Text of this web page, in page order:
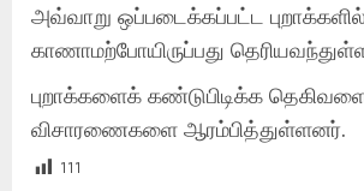
அவ்வாறு ஒப்படைக்கப்பட்ட
காணாமற்போயிருப்பது
புறாக்களைக் கண்டுபிடிக்க
விசாரணைகளை ஆரம்பித்துள்ளனர்.
111